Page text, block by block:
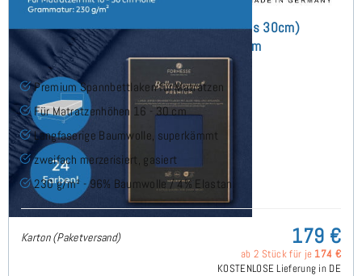
Bella Donna Premium Standard (bis 30cm)
Spannbettlaken 195x220 cm
Premium Spannbettlaken für Matratzen
Für Matratzenhöhen 16 - 30 cm
Langfaserige Baumwolle, superkämmt
zweifach merzerisiert, gasiert
230 g/m² - 96% Baumwolle / 4% Elastan
Karton (Paketversand) 179 €
ab 2 Stück für je 174 €
KOSTENLOSE Lieferung in DE